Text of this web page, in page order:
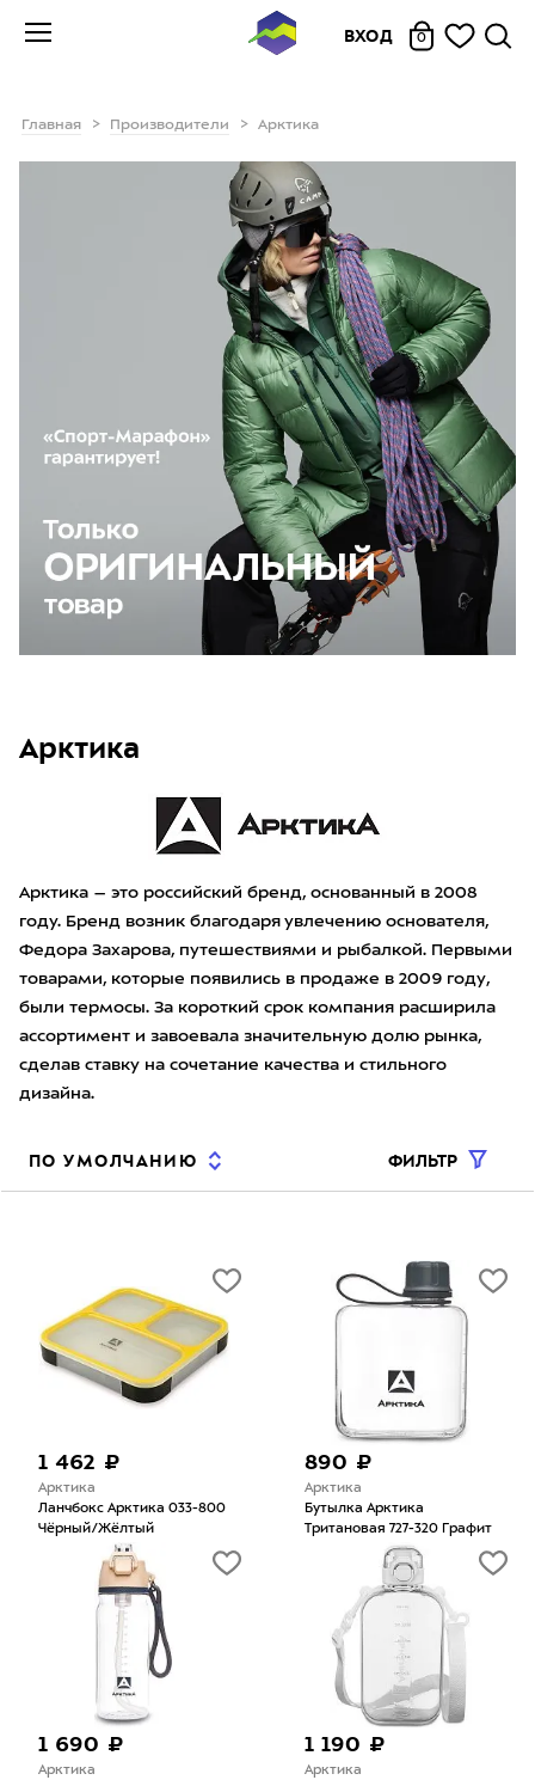
ВХОД 0
Главная Производители Арктика
Арктика
Арктика – это российский бренд, основанный в 2008
году. Бренд возник благодаря увлечению основателя,
Федора Захарова, путешествиями и рыбалкой. Первыми
товарами, которые появились в продаже в 2009 году,
были термосы. За короткий срок компания расширила
ассортимент и завоевала значительную долю рынка,
сделав ставку на сочетание качества и стильного
дизайна.
ПО УМОЛЧАНИЮ ФИЛЬТР
1 462 ₽
Арктика
Ланчбокс Арктика 033-800
Чёрный/Жёлтый
890 ₽
Арктика
Бутылка Арктика
Тритановая 727-320 Графит
1 690 ₽
Арктика
1 190 ₽
Арктика